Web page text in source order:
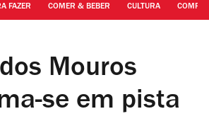
FAZER COMER & BEBER CULTURA
Mouros
se em pista